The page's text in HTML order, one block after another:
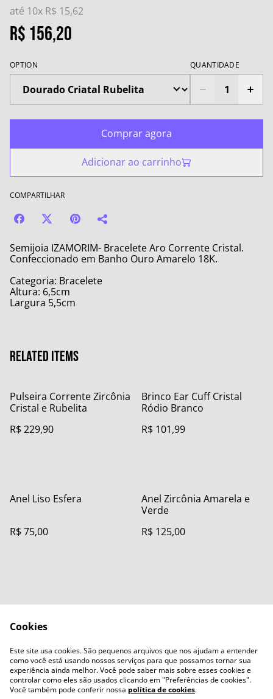
até 10x R$ 15,62
R$ 156,20
OPTION QUANTIDADE
Comprar agora
Adicionar ao carrinho
COMPARTILHAR
Semijoia IZAMORIM- Bracelete Aro Corrente Cristal.
Confeccionado em Banho Ouro Amarelo 18K.
Categoria: Bracelete
Altura: 6,5cm
Largura 5,5cm
Related items
Pulseira Corrente Zircônia
Cristal e Rubelita
R$ 229,90
Brinco Ear Cuff Cristal
Ródio Branco
R$ 101,99
Anel Liso Esfera
R$ 75,00
Anel Zircônia Amarela e
Verde
R$ 125,00
Contact Us
Legal Terms
Privacy Policy
Cookie Policy
Cookies
Este site usa cookies. São pequenos arquivos que nos ajudam a entender
como você está usando nossos serviços para que possamos tornar sua
experiência ainda melhor. Você pode saber mais sobre esses cookies e
controlar como eles são usados clicando em "Preferências de cookies".
Você também pode conferir nossa política de cookies.